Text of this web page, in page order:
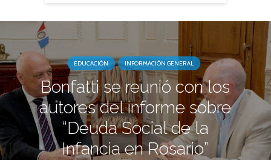
EDUCACIÓN INFORMACIÓN GENERAL
Bonfatti se reunió con los
autores del informe sobre
“Deuda Social de la
Infancia en Rosario”